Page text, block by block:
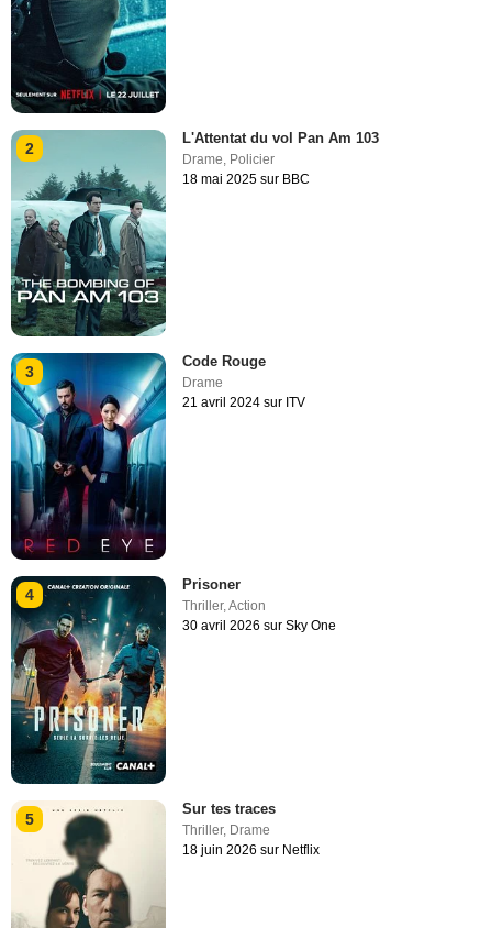
2
L'Attentat du vol Pan Am 103
Drame Policier
18 mai 2025 sur BBC
3
Code Rouge
Drame
21 avril 2024 sur ITV
4
Prisoner
Thriller,Action
30 avril 2026 sur Sky One
5
Sur tes traces
Thriller, Drame
18 juin 2026 sur Netflix